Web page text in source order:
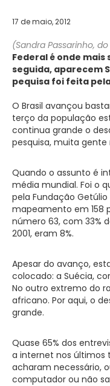
17 de maio, 2012
(Sandra Passarinho,
Federal é onde mais
seguida, aparecem
pequisa foi feita pela
O Brasil avançou
terço da população
continua grande o
pesquisa, muita gente
Quando o assunto é
média mundial. Foi o
pela Fundação
mapeamento em 158
número 63, com 33%
2001, eram 8%.
Apesar do avanço,
colocado: a Suécia,
No outro extremo do
africano. Por aqui, o
grande.
Quase 65% dos
a internet nos últimos
acharam necessário,
computador ou não